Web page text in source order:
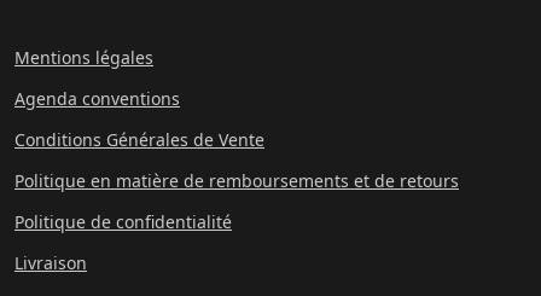
Mentions légales
Agenda conventions
Conditions Générales de Vente
Politique en matière de remboursements et de retours
Politique de confidentialité
Livraison